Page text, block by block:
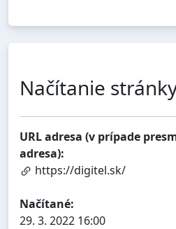
Načítanie
URL adresa (v prípade
adresa):
https://digitel.sk/
Načítané:
29. 3. 2022 16:00